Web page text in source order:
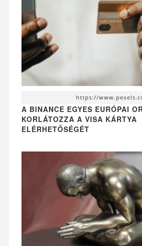
https://
A BINANCE EGYES EURÓPAI
KORLÁTOZZA A VISA KÁRTYA
ELÉRHETŐSÉGÉT